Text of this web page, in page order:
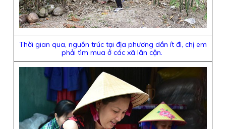
Thời gian qua, nguồn trúc tại địa phương dần ít đi, chị em
phải tìm mua ở các xã lân cận.